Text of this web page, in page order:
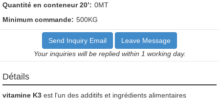
Quantité en conteneur 20’: 0MT
Minimum commande: 500KG
Send Inquiry Email
Leave Message
Your inquiries will be replied within 1 working day.
Détails
vitamine K3 est l'un des additifs et ingrédients alimentaires